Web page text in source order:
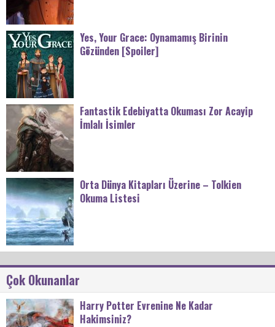
Yes, Your Grace: Oynamamış Birinin
Gözünden [Spoiler]
Fantastik Edebiyatta Okuması Zor Acayip
İmlalı İsimler
Orta Dünya Kitapları Üzerine – Tolkien
Okuma Listesi
Çok Okunanlar
Harry Potter Evrenine Ne Kadar
Hakimsiniz?